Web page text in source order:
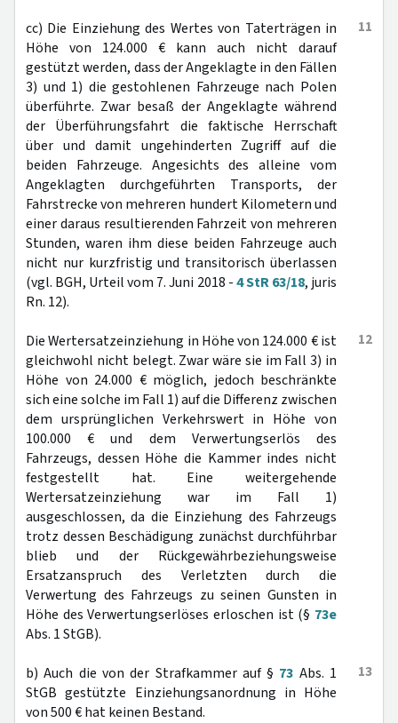
11
cc) Die Einziehung des Wertes von Taterträgen in
Höhe von 124.000 € kann auch nicht darauf
gestützt werden, dass der Angeklagte in den Fällen
3) und 1) die gestohlenen Fahrzeuge nach Polen
überführte. Zwar besaß der Angeklagte während
der Überführungsfahrt die faktische Herrschaft
über und damit ungehinderten Zugriff auf die
beiden Fahrzeuge. Angesichts des alleine vom
Angeklagten durchgeführten Transports, der
Fahrstrecke von mehreren hundert Kilometern und
einer daraus resultierenden Fahrzeit von mehreren
Stunden, waren ihm diese beiden Fahrzeuge auch
nicht nur kurzfristig und transitorisch überlassen
(vgl. BGH, Urteil vom 7. Juni 2018 -4 StR 63/18, juris
Rn. 12).
12
Die Wertersatzeinziehung in Höhe von 124.000 € ist
gleichwohl nicht belegt. Zwar wäre sie im Fall 3) in
Höhe von 24.000 € möglich, jedoch beschränkte
sich eine solche im Fall 1) auf die Differenz zwischen
dem ursprünglichen Verkehrswert in Höhe von
100.000 € und dem Verwertungserlös des
Fahrzeugs, dessen Höhe die Kammer indes nicht
festgestellt hat. Eine weitergehende
Wertersatzeinziehung war im Fall 1)
ausgeschlossen, da die Einziehung des Fahrzeugs
trotz dessen Beschädigung zunächst durchführbar
blieb und der Rückgewährbeziehungsweise
Ersatzanspruch des Verletzten durch die
Verwertung des Fahrzeugs zu seinen Gunsten in
Höhe des Verwertungserlöses erloschen ist (§ 73e
Abs. 1 StGB).
13
b) Auch die von der Strafkammer auf § 73 Abs. 1
StGB gestützte Einziehungsanordnung in Höhe
von 500 € hat keinen Bestand.